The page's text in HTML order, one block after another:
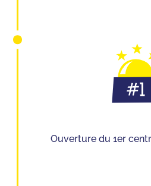
Ouverture du 1er